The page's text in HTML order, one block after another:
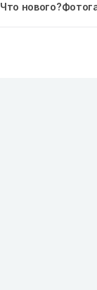
Что нового?